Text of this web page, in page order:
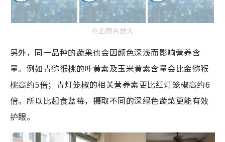
点击图片放大
另外，同一品种的蔬果也会因颜色深浅而影响营养含
量。例如青猕猴桃的叶黄素及玉米黄素含量会比金猕猴
桃高约5倍；青灯笼椒的相关营养素更比红灯笼椒高约6
倍。所以比起食蓝莓，摄取不同的深绿色蔬菜更能有效
护眼。